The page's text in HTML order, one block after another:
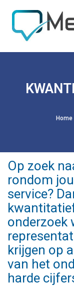
Home
Op zoek
rondom
service?
onderzoek
krijgen op
van het
harde